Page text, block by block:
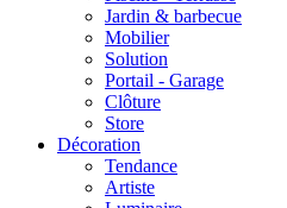
Jardin & barbecue
Mobilier
Solution
Portail - Garage
Clôture
Store
Décoration
Tendance
Artiste